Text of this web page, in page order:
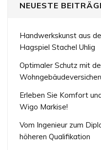
NEUESTE
Handwerkskunst aus
Hagspiel Stachel Uhlig
Optimaler Schutz mit
Erleben Sie Komfort
Wigo Markise!
Vom Ingenieur zum
höheren Qualifikation